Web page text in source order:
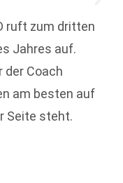
ruft zum dritten
Jahres auf.
der Coach
am besten auf
Seite steht.